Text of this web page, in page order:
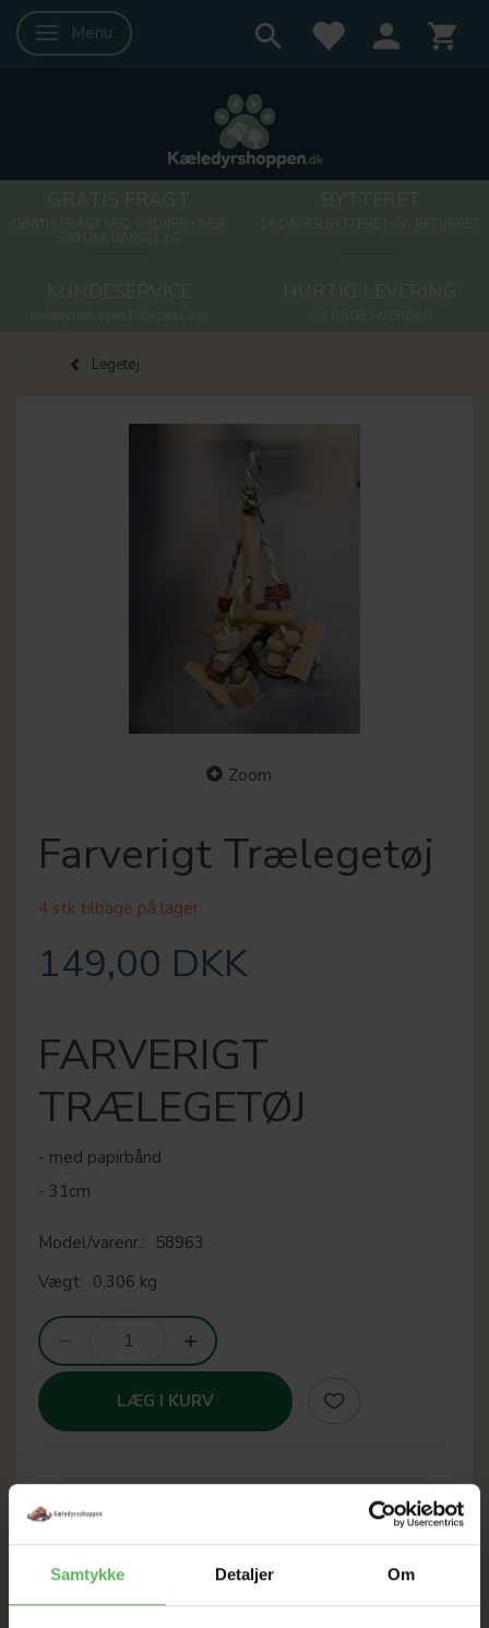
Samtykke Detaljer Om
Skifte navigation
Menu
Legetøj
Zoom
Farverigt Trælegetøj
4 stk tilbage på lager
149,00 DKK
FARVERIGT
TRÆLEGETØJ
- med papirbånd
- 31cm
Model/varenr.: 58963
Vægt: 0,306 kg
LÆG I KURV
SOMMER
UDSALG